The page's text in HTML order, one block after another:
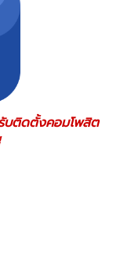
บติดตั้งคอมโพสิต